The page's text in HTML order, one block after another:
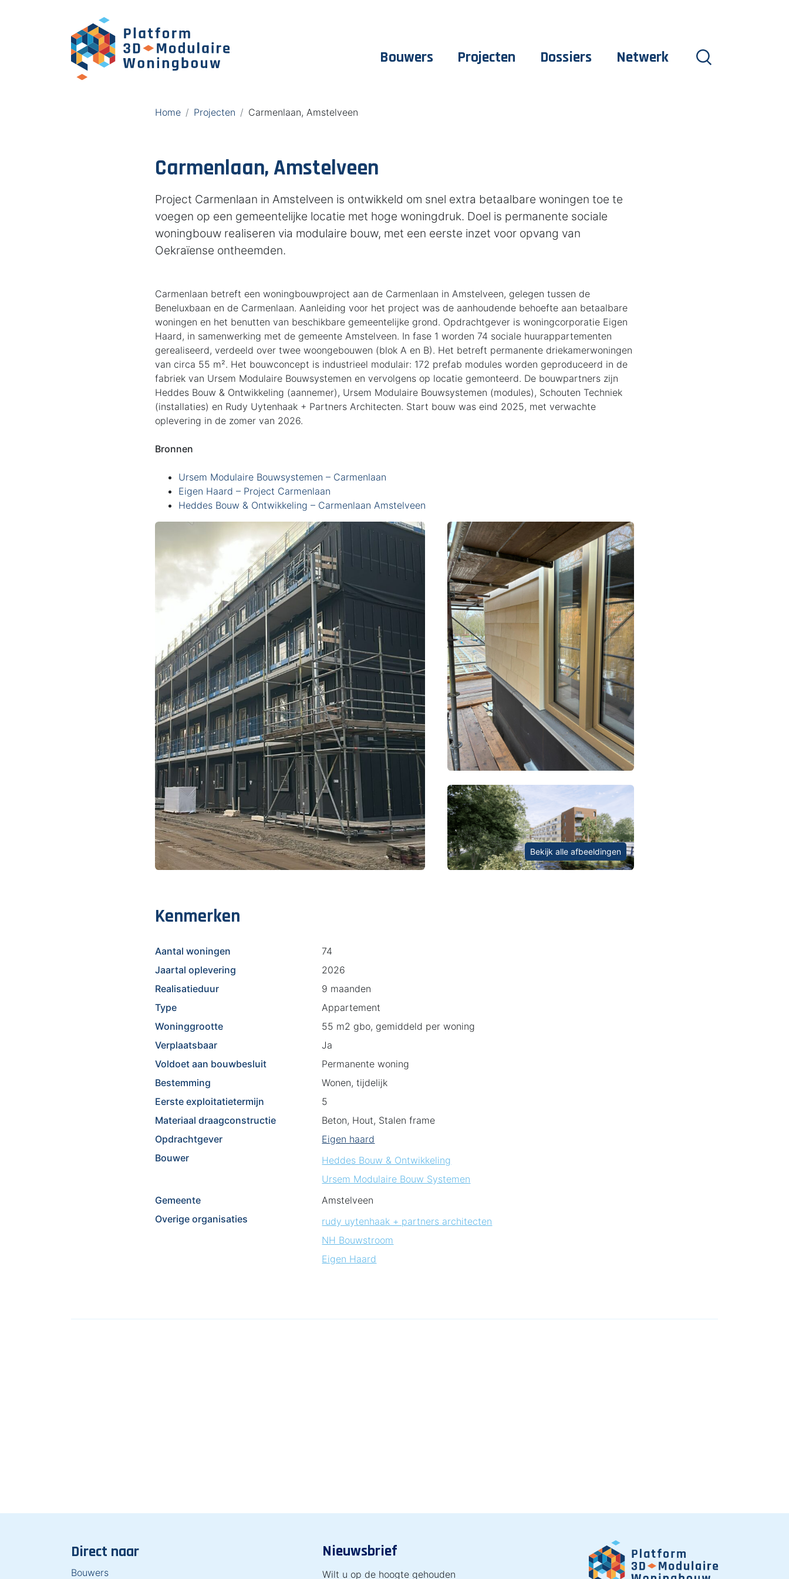
Bouwers Projecten Dossiers Netwerk
Home Projecten Carmenlaan, Amstelveen
Carmenlaan, Amstelveen
Project Carmenlaan in Amstelveen is ontwikkeld om snel extra betaalbare woningen toe te
voegen op een gemeentelijke locatie met hoge woningdruk. Doel is permanente sociale
woningbouw realiseren via modulaire bouw, met een eerste inzet voor opvang van
Oekraïense ontheemden.
Carmenlaan betreft een woningbouwproject aan de Carmenlaan in Amstelveen, gelegen tussen de
Beneluxbaan en de Carmenlaan. Aanleiding voor het project was de aanhoudende behoefte aan betaalbare
woningen en het benutten van beschikbare gemeentelijke grond. Opdrachtgever is woningcorporatie Eigen
Haard, in samenwerking met de gemeente Amstelveen. In fase 1 worden 74 sociale huurappartementen
gerealiseerd, verdeeld over twee woongebouwen (blok A en B). Het betreft permanente driekamerwoningen
van circa 55 m². Het bouwconcept is industrieel modulair: 172 prefab modules worden geproduceerd in de
fabriek van Ursem Modulaire Bouwsystemen en vervolgens op locatie gemonteerd. De bouwpartners zijn
Heddes Bouw & Ontwikkeling (aannemer), Ursem Modulaire Bouwsystemen (modules), Schouten Techniek
(installaties) en Rudy Uytenhaak + Partners Architecten. Start bouw was eind 2025, met verwachte
oplevering in de zomer van 2026.
Bronnen
Ursem Modulaire Bouwsystemen – Carmenlaan
Eigen Haard – Project Carmenlaan
Heddes Bouw & Ontwikkeling – Carmenlaan Amstelveen
Bekijk alle afbeeldingen
Kenmerken
Aantal woningen
74
Jaartal oplevering
2026
Realisatieduur
9 maanden
Type
Appartement
Woninggrootte
55 m2 gbo, gemiddeld per woning
Verplaatsbaar
Ja
Voldoet aan bouwbesluit
Permanente woning
Bestemming
Wonen, tijdelijk
Eerste exploitatietermijn
5
Materiaal draagconstructie
Beton, Hout, Stalen frame
Opdrachtgever
Eigen haard
Bouwer
Heddes Bouw & Ontwikkeling
Ursem Modulaire Bouw Systemen
Gemeente
Amstelveen
Overige organisaties
rudy uytenhaak + partners architecten
NH Bouwstroom
Eigen Haard
Direct naar
Bouwers
Nieuwsbrief
Wilt u op de hoogte gehouden